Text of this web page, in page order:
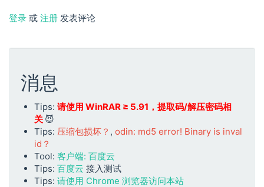
登录 或 注册 发表评论
消息
Tips: 请使用 WinRAR ≥ 5.91，提取码/解压密码相
关 😈
Tips: 压缩包损坏？ , odin: md5 error! Binary is inval
id？
Tool: 客户端: 百度云
Tips: 百度云 接入测试
Tips: 请使用 Chrome 浏览器访问本站